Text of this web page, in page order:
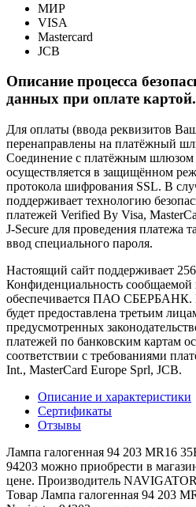
МИР
VISA
Mastercard
JCB
Описание процесса
данных при оплате картой.
Для оплаты (ввода реквизитов
перенаправлены на платёжный
Соединение с платёжным шлюзом
осуществляется в защищённом
протокола шифрования SSL. В
поддерживает технологию
платежей Verified By Visa,
J-Secure для проведения платежа
ввод специального пароля.
Настоящий сайт поддерживает
Конфиденциальность
обеспечивается ПАО СБЕРБАНК.
будет предоставлена третьим
предусмотренных
платежей по банковским картам
соответствии с требованиями
Int., MasterCard Europe Sprl, JCB.
Описание и характеристики
Сертификаты
Отзывы
Лампа галогенная 94 203 MR16
94203 можно приобрести в
цене. Производитель
Товар Лампа галогенная 94 203